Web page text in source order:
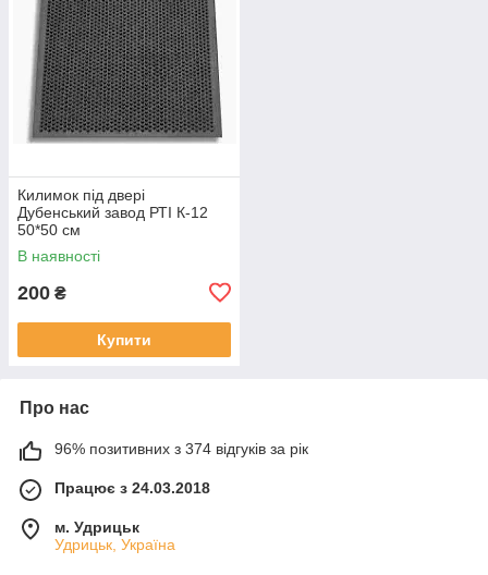
Килимок під двері
Дубенський завод РТІ К-12
50*50 см
В наявності
200 ₴
Купити
Про нас
96% позитивних з 374 відгуків за рік
Працює з 24.03.2018
м. Удрицьк
Удрицьк, Україна